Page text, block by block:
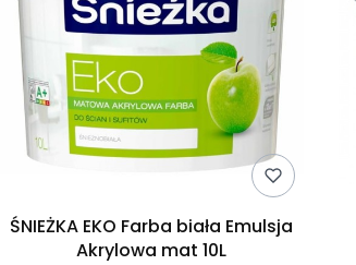
ŚNIEŻKA EKO Farba biała Emulsja
Akrylowa mat 10L